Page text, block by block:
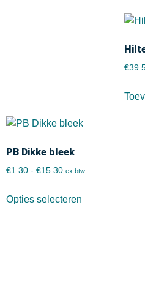
€
PB Dikke bleek
€1.30 - €15.30 ex btw
Opties selecteren